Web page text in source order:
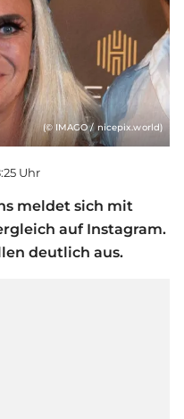
(© IMAGO / nicepix.world)
Uhr
meldet sich mit
auf Instagram.
deutlich aus.